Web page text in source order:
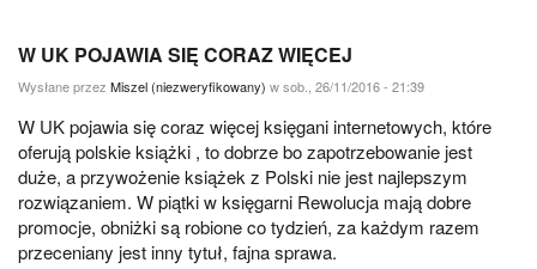
W UK POJAWIA SIĘ CORAZ WIĘCEJ
Wysłane przez Miszel (niezweryfikowany) w sob., 26/11/2016 - 21:39
W UK pojawia się coraz więcej księgani internetowych, które
oferują polskie książki , to dobrze bo zapotrzebowanie jest
duże, a przywożenie książek z Polski nie jest najlepszym
rozwiązaniem. W piątki w księgarni Rewolucja mają dobre
promocje, obniżki są robione co tydzień, za każdym razem
przeceniany jest inny tytuł, fajna sprawa.